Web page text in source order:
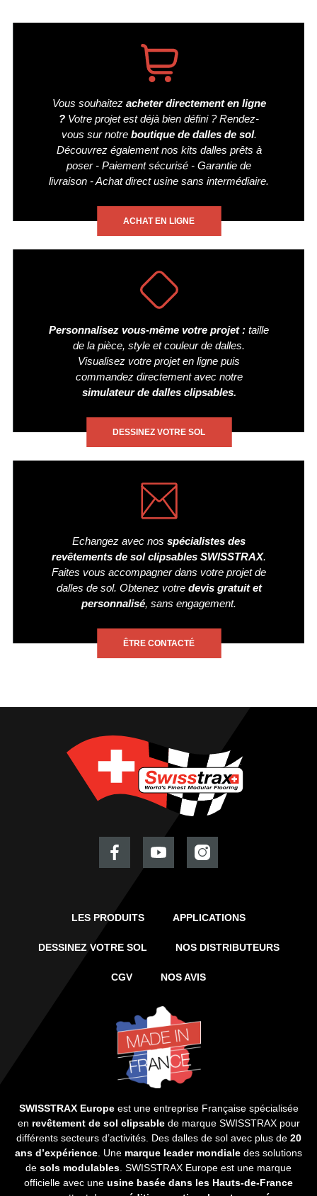
Vous souhaitez acheter directement en ligne
? Votre projet est déjà bien défini ? Rendez-
vous sur notre boutique de dalles de sol.
Découvrez également nos kits dalles prêts à
poser - Paiement sécurisé - Garantie de
livraison - Achat direct usine sans intermédiaire.
ACHAT EN LIGNE
Personnalisez vous-même votre projet : taille
de la pièce, style et couleur de dalles.
Visualisez votre projet en ligne puis
commandez directement avec notre
simulateur de dalles clipsables.
DESSINEZ VOTRE SOL
Echangez avec nos spécialistes des
revêtements de sol clipsables SWISSTRAX.
Faites vous accompagner dans votre projet de
dalles de sol. Obtenez votre devis gratuit et
personnalisé, sans engagement.
ÊTRE CONTACTÉ
LES PRODUITS APPLICATIONS
DESSINEZ VOTRE SOL NOS DISTRIBUTEURS
CGV NOS AVIS
SWISSTRAX Europeest une entreprise Française spécialisée
en revêtement de sol clipsablede marque SWISSTRAX pour
différents secteurs d’activités. Des dalles de sol avec plus de 20
ans d’expérience . Une marque leader mondiale des solutions
de sols modulables . SWISSTRAX Europe est une marque
officielle avec une usine basée dans les Hauts-de-France